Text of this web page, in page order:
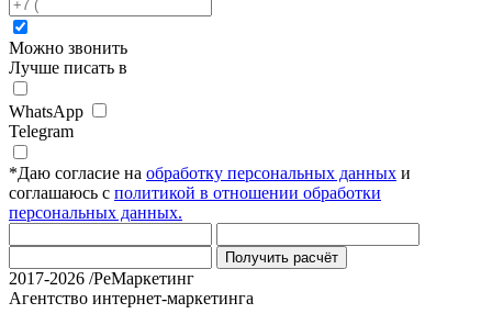
Можно звонить
Лучше писать в
WhatsApp
Telegram
*Даю согласие на обработку персональных данных и
соглашаюсь с политикой в отношении обработки
персональных данных.
Получить расчёт
2017-2026 /РеМаркетинг
Агентство интернет-маркетинга